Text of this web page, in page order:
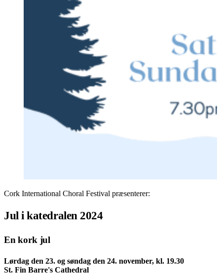
Cork International Choral Festival præsenterer:
Jul i katedralen 2024
En kork jul
Lørdag den 23. og søndag den 24. november, kl. 19.30
St. Fin Barre's Cathedral